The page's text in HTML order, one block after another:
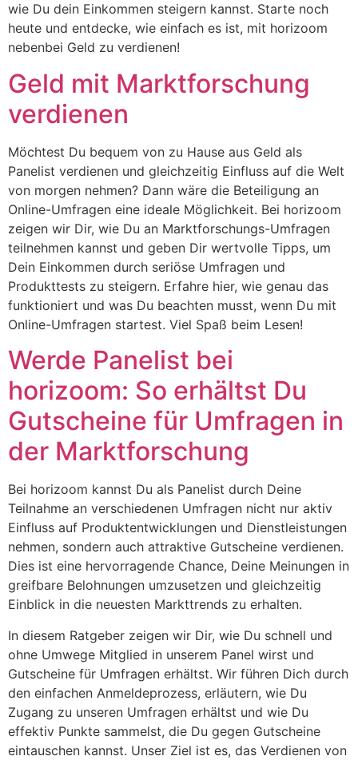
wie Du dein Einkommen steigern kannst. Starte noch
heute und entdecke, wie einfach es ist, mit horizoom
nebenbei Geld zu verdienen!
Geld mit Marktforschung
verdienen
Möchtest Du bequem von zu Hause aus Geld als
Panelist verdienen und gleichzeitig Einfluss auf die Welt
von morgen nehmen? Dann wäre die Beteiligung an
Online-Umfragen eine ideale Möglichkeit. Bei horizoom
zeigen wir Dir, wie Du an Marktforschungs-Umfragen
teilnehmen kannst und geben Dir wertvolle Tipps, um
Dein Einkommen durch seriöse Umfragen und
Produkttests zu steigern. Erfahre hier, wie genau das
funktioniert und was Du beachten musst, wenn Du mit
Online-Umfragen startest. Viel Spaß beim Lesen!
Werde Panelist bei
horizoom: So erhältst Du
Gutscheine für Umfragen in
der Marktforschung
Bei horizoom kannst Du als Panelist durch Deine
Teilnahme an verschiedenen Umfragen nicht nur aktiv
Einfluss auf Produktentwicklungen und Dienstleistungen
nehmen, sondern auch attraktive Gutscheine verdienen.
Dies ist eine hervorragende Chance, Deine Meinungen in
greifbare Belohnungen umzusetzen und gleichzeitig
Einblick in die neuesten Markttrends zu erhalten.
In diesem Ratgeber zeigen wir Dir, wie Du schnell und
ohne Umwege Mitglied in unserem Panel wirst und
Gutscheine für Umfragen erhältst. Wir führen Dich durch
den einfachen Anmeldeprozess, erläutern, wie Du
Zugang zu unseren Umfragen erhältst und wie Du
effektiv Punkte sammelst, die Du gegen Gutscheine
eintauschen kannst. Unser Ziel ist es, das Verdienen von